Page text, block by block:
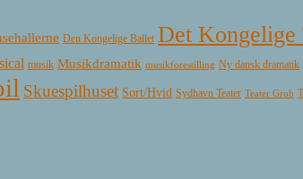
Den Kongelige Ballet Det Kongelige
musik Musikdramatik musikforestilling Ny dansk dramatik
Skuespilhuset Sort/Hvid Sydhavn Teater Teater Grob